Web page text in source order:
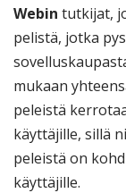
Webin tutkijat,
pelistä, jotka
mukaan
peleistä
käyttäjille, sillä
peleistä on
käyttäjille.